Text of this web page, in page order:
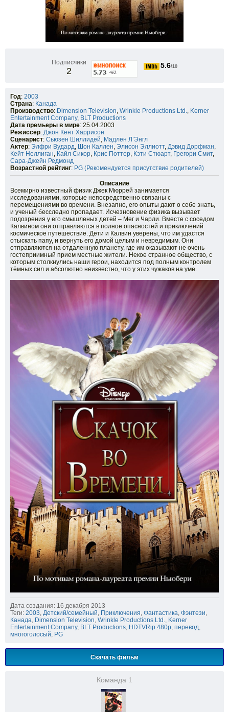
Подписчики
2
5.6/10
Год: 2003
Страна: Канада
Производство: Dimension Television, Wrinkle Productions Ltd., Kerner
Entertainment Company, BLT Productions
Дата премьеры в мире: 25.04.2003
Режиссёр: Джон Кент Харрисон
Сценарист: Сьюзен Шиллидей, Мадлен Л’Энгл
Актер: Элфри Вудард, Шон Каллен, Элисон Эллиотт, Дэвид Дорфман,
Кейт Неллиган, Кайл Сикор, Крис Поттер, Кэти Стюарт, Грегори Смит,
Сара-Джейн Редмонд
Возрастной рейтинг: PG (Рекомендуется присутствие родителей)
Описание
Всемирно известный физик Джек Мюррей занимается
исследованиями, которые непосредственно связаны с
перемещениями во времени. Внезапно, его опыты дают о себе знать,
и ученый бесследно пропадает. Исчезновение физика вызывает
подозрения у его смышленых детей – Мег и Чарли. Вместе с соседом
Калвином они отправляются в полное опасностей и приключений
космическое путешествие. Дети и Калвин уверены, что им удастся
отыскать папу, и вернуть его домой целым и невредимым. Они
отправляются на отдаленную планету, где им оказывают не очень
гостеприимный прием местные жители. Некое странное общество, с
которым столкнулись наши герои, находится под полным контролем
тёмных сил и абсолютно неизвестно, что у этих чужаков на уме.
Дата создания: 16 декабря 2013
Теги: 2003, Детский/семейный, Приключения, Фантастика, Фэнтези,
Канада, Dimension Television, Wrinkle Productions Ltd., Kerner
Entertainment Company, BLT Productions, HDTVRip 480p, перевод,
многоголосый, PG
Скачать фильм
Команда 1